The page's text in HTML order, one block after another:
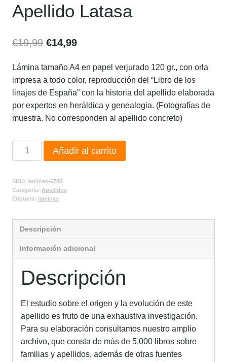
Apellido Latasa
€19,99 €14,99
Lámina tamaño A4 en papel verjurado 120 gr., con orla
impresa a todo color, reproducción del “Libro de los
linajes de España” con la historia del apellido elaborada
por expertos en heráldica y genealogia. (Fotografías de
muestra. No corresponden al apellido concreto)
Añadir al carrito
SKU: laminas-5785
Categoría: Apellidos
Etiqueta: laminas
Descripción
Información adicional
Descripción
El estudio sobre el origen y la evolución de este
apellido es fruto de una exhaustiva investigación.
Para su elaboración consultamos nuestro amplio
archivo, que consta de más de 5.000 libros sobre
familias y apellidos, además de otras fuentes